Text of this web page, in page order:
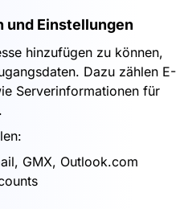
und Einstellungen
hinzufügen zu können,
Dazu zählen E-
Serverinformationen für
GMX, Outlook.com